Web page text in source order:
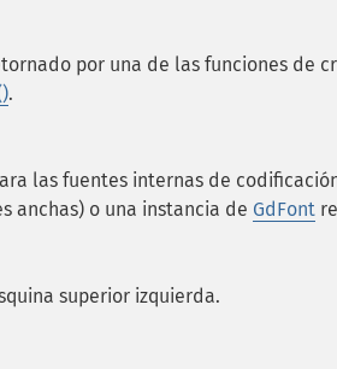
por una de las funciones de
.
las fuentes internas de
anchas) o una instancia de GdFont
superior izquierda.